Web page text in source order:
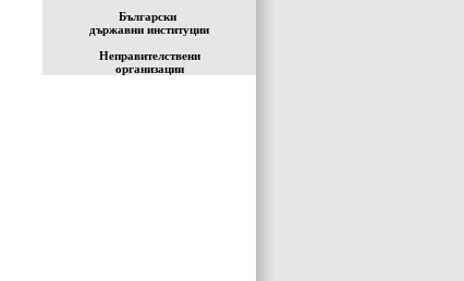
Български
държавни институции
Неправителствени
организации